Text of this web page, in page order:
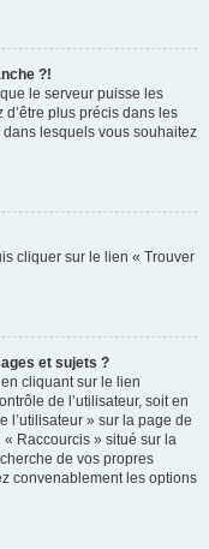
?!
le serveur puisse les
plus précis dans les
lesquels vous souhaitez
cliquer sur le lien « Trouver
et sujets ?
cliquant sur le lien
de l’utilisateur, soit en
l’utilisateur » sur la page de
Raccourcis » situé sur la
de vos propres
convenablement les options